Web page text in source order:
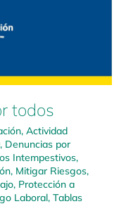
todos
, Actividad
, Denuncias por
Intempestivos,
, Mitigar Riesgos,
, Protección a
Laboral, Tablas